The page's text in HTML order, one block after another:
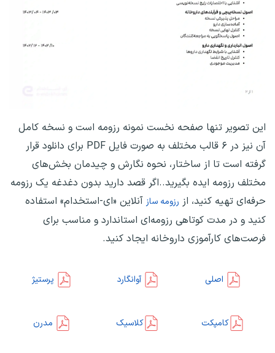
این تصویر تنها صفحه نخست نمونه رزومه است و نسخه کامل
آن نیز در ۶ قالب مختلف به صورت فایل PDF برای دانلود قرار
گرفته است تا از ساختار، نحوه نگارش و چیدمان بخش‌های
مختلف رزومه ایده بگیرید..اگر قصد دارید بدون دغدغه یک رزومه
حرفه‌ای تهیه کنید، از رزومه ساز آنلاین «ای-استخدام» استفاده
کنید و در مدت کوتاهی رزومه‌ای استاندارد و مناسب برای
فرصت‌های کارآموزی داروخانه ایجاد کنید.
اصلی آوانگارد پرستیژ
کامپکت کلاسیک مدرن